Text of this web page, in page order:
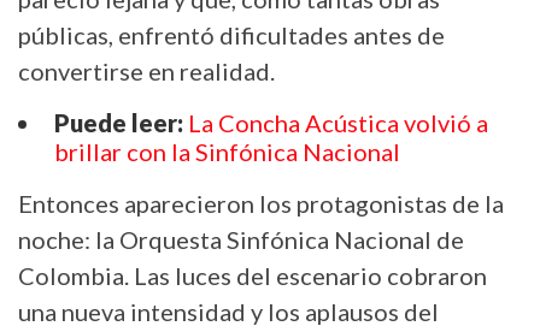
públicas, enfrentó dificultades antes de
convertirse en realidad.
Puede leer: La Concha Acústica volvió a
brillar con la Sinfónica Nacional
Entonces aparecieron los protagonistas de la
noche: la Orquesta Sinfónica Nacional de
Colombia. Las luces del escenario cobraron
una nueva intensidad y los aplausos del